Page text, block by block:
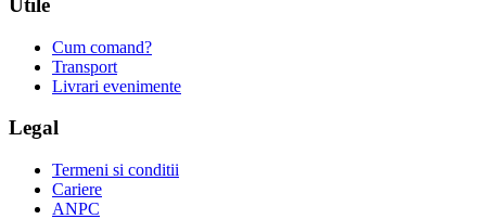
Utile
Cum comand?
Transport
Livrari evenimente
Legal
Termeni si conditii
Cariere
ANPC